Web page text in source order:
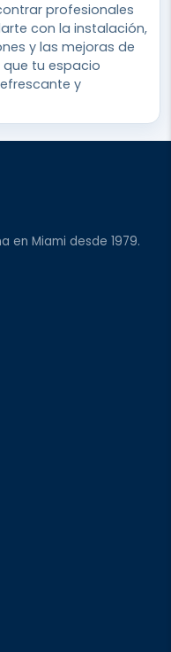
profesionales
con la instalación,
y las mejoras de
que tu espacio
y
en Miami desde 1979.